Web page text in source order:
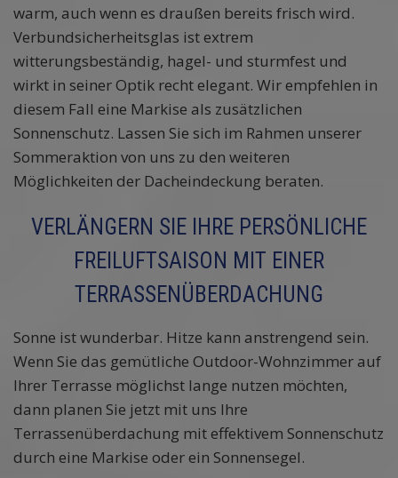
warm, auch wenn es draußen bereits frisch wird.
Verbundsicherheitsglas ist extrem
witterungsbeständig, hagel- und sturmfest und
wirkt in seiner Optik recht elegant. Wir empfehlen in
diesem Fall eine Markise als zusätzlichen
Sonnenschutz. Lassen Sie sich im Rahmen unserer
Sommeraktion von uns zu den weiteren
Möglichkeiten der Dacheindeckung beraten.
VERLÄNGERN SIE IHRE PERSÖNLICHE
FREILUFTSAISON MIT EINER
TERRASSENÜBERDACHUNG
Sonne ist wunderbar. Hitze kann anstrengend sein.
Wenn Sie das gemütliche Outdoor-Wohnzimmer auf
Ihrer Terrasse möglichst lange nutzen möchten,
dann planen Sie jetzt mit uns Ihre
Terrassenüberdachung mit effektivem Sonnenschutz
durch eine Markise oder ein Sonnensegel.